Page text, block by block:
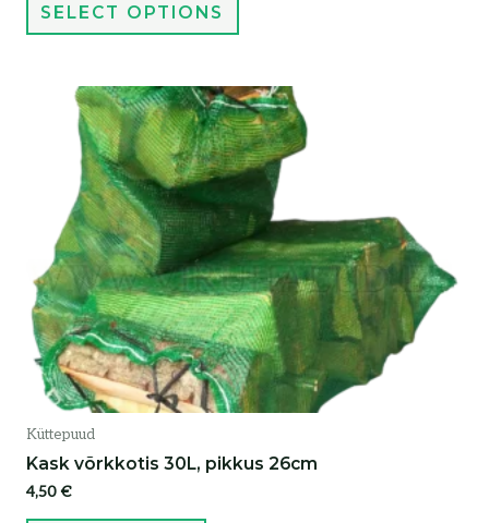
SELECT OPTIONS
Küttepuud
Kask võrkkotis 30L, pikkus 26cm
4,50€